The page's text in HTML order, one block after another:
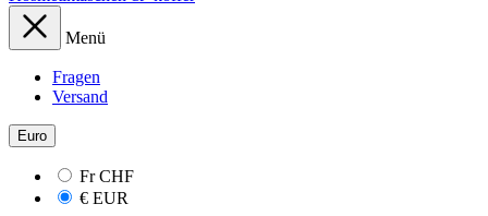
Menü
Fragen
Versand
Euro
FrCHF
€ EUR